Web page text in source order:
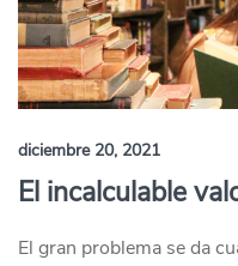
diciembre 20, 2021
El incalculable
El gran problema se da